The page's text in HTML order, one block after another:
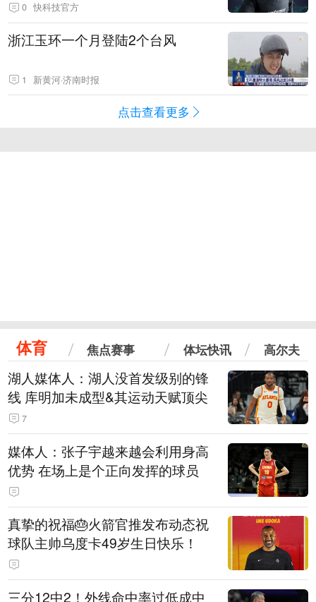
0 快科技官方
浙江玉环一个月登陆2个台风
1 新黄河·济南时报
点击查看更多
体育 焦点赛事 体坛快讯 高尔夫
湖人媒体人：湖人没首发级别的锋
线 库明加未成型&其运动天赋顶尖
7
媒体人：张子宇越来越会利用身高
优势 在场上是个正向发挥的球员
真挚的祝福🎂火箭官推发布动态祝
球队主帅乌度卡49岁生日快乐！
三分12中2！外线命中率过低成中